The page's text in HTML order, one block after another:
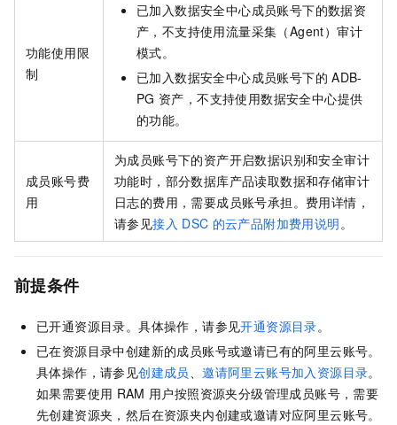
功能使用限
制
已加入数据安全中心成员账号下的数据资
产，不支持使用流量采集（Agent）审计
模式。
已加入数据安全中心成员账号下的 ADB-
PG 资产，不支持使用数据安全中心提供
的功能。
成员账号费
用
为成员账号下的资产开启数据识别和安全审计
功能时，部分数据库产品读取数据和存储审计
日志的费用，需要成员账号承担。费用详情，
请参见接入 DSC 的云产品附加费用说明。
前提条件
已开通资源目录。具体操作，请参见开通资源目录。
已在资源目录中创建新的成员账号或邀请已有的阿里云账号。
具体操作，请参见创建成员、邀请阿里云账号加入资源目录。
如果需要使用 RAM 用户按照资源夹分级管理成员账号，需要
先创建资源夹，然后在资源夹内创建或邀请对应阿里云账号。